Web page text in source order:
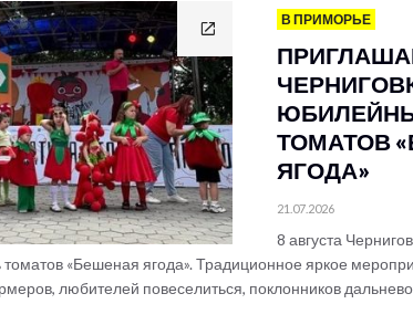
В ПРИМОРЬЕ
ТОМАТОВ
ЯГОДА»
21.07.2026
8 августа
«Бешеная ягода». Традиционное яркое
любителей повеселиться, поклонников